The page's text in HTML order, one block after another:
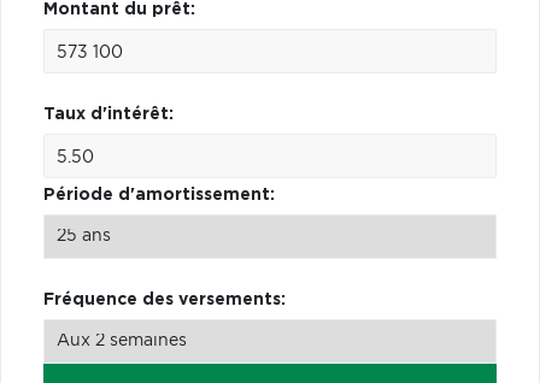
Montant du prêt:
Taux d'intérêt:
Période d'amortissement:
Fréquence des versements: